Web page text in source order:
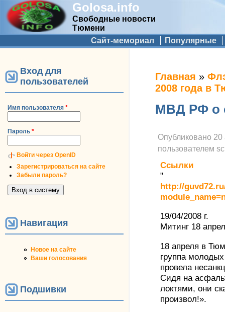
Golosa.info
Свободные новости
Тюмени
Дополнительное меню
Сайт-мемориал Популярные
Вход для
пользователей
Имя пользователя *
Пароль *
Войти через OpenID
Зарегистрироваться на сайте
Забыли пароль?
Навигация
Новое на сайте
Ваши голосования
Подшивки
Вы здесь
Главная »
2008 года в
МВД РФ о
Опубликовано 20
пользователем
Ссылки
"
http://
19/04/2008 г.
Митинг 18
18 апреля в
группа
провела
Сидя на
локтями, они
произвол!».